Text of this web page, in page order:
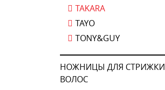
TAKARA
TAYO
TONY&GUY
НОЖНИЦЫ ДЛЯ СТРИЖКИ
ВОЛОС